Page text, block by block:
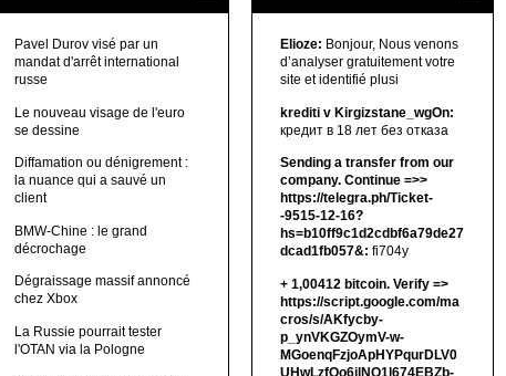
Pavel Durov visé par un
mandat d'arrêt international
russe
Le nouveau visage de l'euro
se dessine
Diffamation ou dénigrement :
la nuance qui a sauvé un
client
BMW-Chine : le grand
décrochage
Dégraissage massif annoncé
chez Xbox
La Russie pourrait tester
l'OTAN via la Pologne
Elioze: Bonjour, Nous venons
d’analyser gratuitement votre
site et identifié plusi
krediti v Kirgizstane_wgOn:
кредит в 18 лет без отказа
Sending a transfer from our
company. Continue =>>
https://telegra.ph/Ticket-
-9515-12-16?
hs=b10ff9c1d2cdbf6a79de27
dcad1fb057&: fi704y
+ 1,00412 bitсоin. Verify =>
https://script.google.com/ma
cros/s/AKfycby-
p_ynVKGZOymV-w-
MGoenqFzjoApHYPqurDLV0
UHwLzfQo6ilNQ1l674EBZb-